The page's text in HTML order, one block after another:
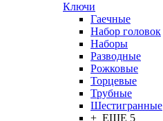
Ключи
Гаечные
Набор головок
Наборы
Разводные
Рожковые
Торцевые
Трубные
Шестигранные
+ ЕЩЕ 5